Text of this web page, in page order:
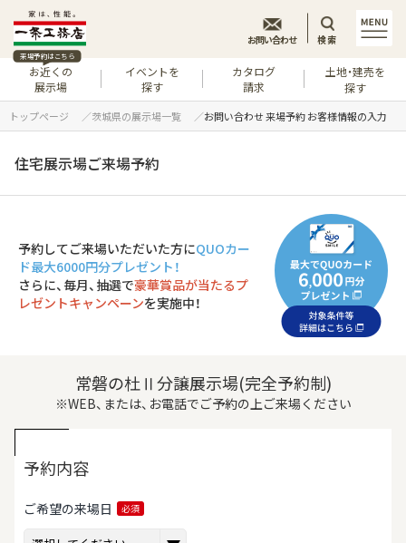
来場予約はこちら
お近くの
展示場
イベントを
探す
カタログ
請求
土地・建売を
探す
お問い合わせ 検索
トップページ 茨城県の展示場一覧 お問い合わせ 来場予約 お客様情報の入力
住宅展示場ご来場予約
予約してご来場いただいた方にQUOカー
ド最大6000円分プレゼント！
さらに、毎月、抽選で豪華賞品が当たるプ
レゼントキャンペーンを実施中！
常磐の杜Ⅱ分譲展示場(完全予約制)
※WEB、または、お電話でご予約の上ご来場ください
予約内容
ご希望の来場日 必須